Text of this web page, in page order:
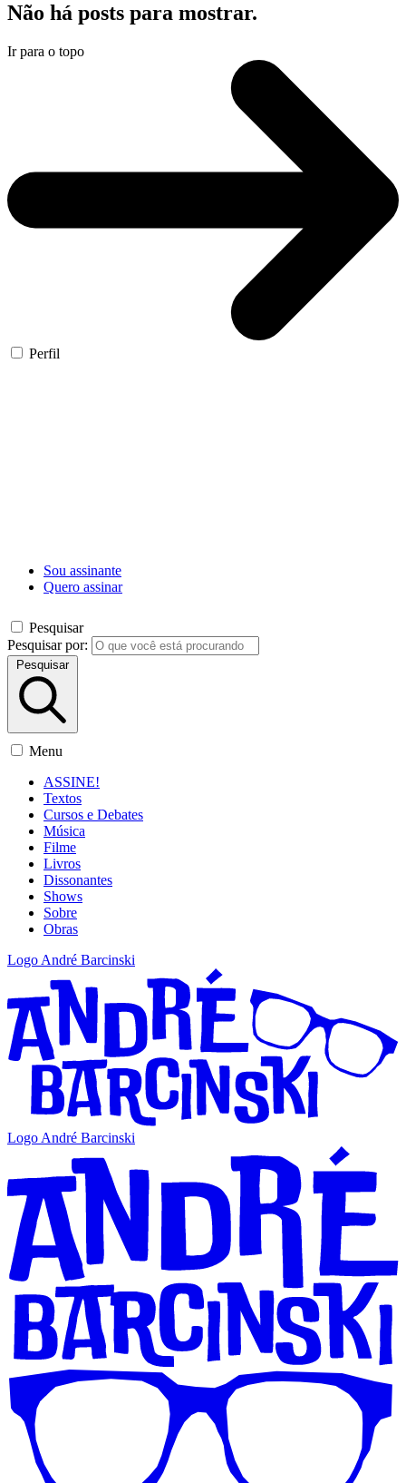
Não há posts para mostrar.
Ir para o topo
Perfil
Sou assinante
Quero assinar
Pesquisar
Pesquisar por:
Pesquisar
Menu
ASSINE!
Textos
Cursos e Debates
Música
Filme
Livros
Dissonantes
Shows
Sobre
Obras
Logo André Barcinski
Logo André Barcinski